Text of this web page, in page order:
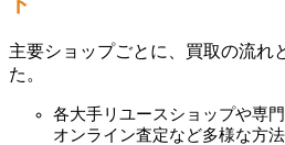
主要ショップごとに、買取の流れ
た。
各大手リユースショップや専
オンライン査定など多様な方